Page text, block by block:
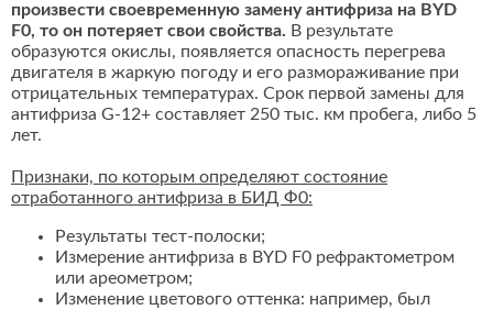
произвести своевременную замену антифриза на BYD
F0, то он потеряет свои свойства. В результате
образуются окислы, появляется опасность перегрева
двигателя в жаркую погоду и его размораживание при
отрицательных температурах. Срок первой замены для
антифриза G-12+ составляет 250 тыс. км пробега, либо 5
лет.
Признаки, по которым определяют состояние
отработанного антифриза в БИД Ф0:
Результаты тест-полоски;
Измерение антифриза в BYD F0 рефрактометром
или ареометром;
Изменение цветового оттенка: например, был